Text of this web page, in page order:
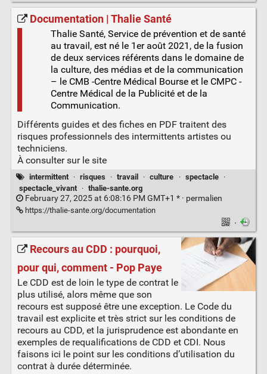
Documentation | Thalie Santé
Thalie Santé, Service de prévention et de santé
au travail, est né le 1er août 2021, de la fusion
de deux services référents dans le domaine de
la culture, des médias et de la communication
– le CMB -Centre Médical Bourse et le CMPC -
Centre Médical de la Publicité et de la
Communication.
Différents guides et des fiches en PDF traitent des
risques professionnels des intermittents artistes ou
techniciens.
À consulter sur le site
intermittent · risques · travail · culture · spectacle
·
spectacle_vivant
· thalie-sante.org
February 27, 2025 at 6:08:16 PM GMT+1 * · permalien
https://thalie-sante.org/documentation
·
Recours au CDD : pourquoi,
pour qui, comment - Pop Paye
Le CDD est de loin le type de contrat le
plus utilisé, alors même que son
recours est supposé être une exception. Le Code du
travail est explicite et très strict sur les conditions de
recours au CDD, et la jurisprudence est abondante en
exemples de requalifications de CDD et CDI. Nous
faisons ici le point sur les conditions d’utilisation du
contrat à durée déterminée.